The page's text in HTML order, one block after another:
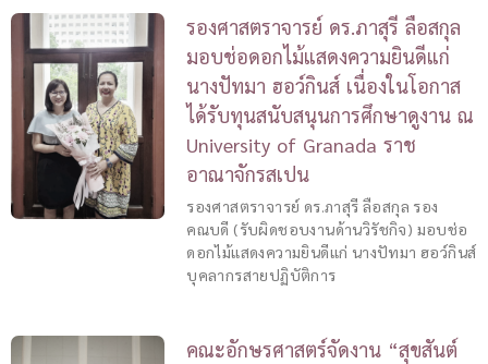
รองศาสตราจารย์ ดร.ภาสุรี ลือสกุล
มอบช่อดอกไม้แสดงความยินดีแก่
นางปัทมา ฮอว์กินส์ เนื่องในโอกาส
ได้รับทุนสนับสนุนการศึกษาดูงาน ณ
University of Granada ราช
อาณาจักรสเปน
รองศาสตราจารย์ ดร.ภาสุรี ลือสกุล รอง
คณบดี (รับผิดชอบงานด้านวิรัชกิจ) มอบช่อ
ดอกไม้แสดงความยินดีแก่ นางปัทมา ฮอว์กินส์
บุคลากรสายปฏิบัติการ
คณะอักษรศาสตร์จัดงาน “สุขสันต์